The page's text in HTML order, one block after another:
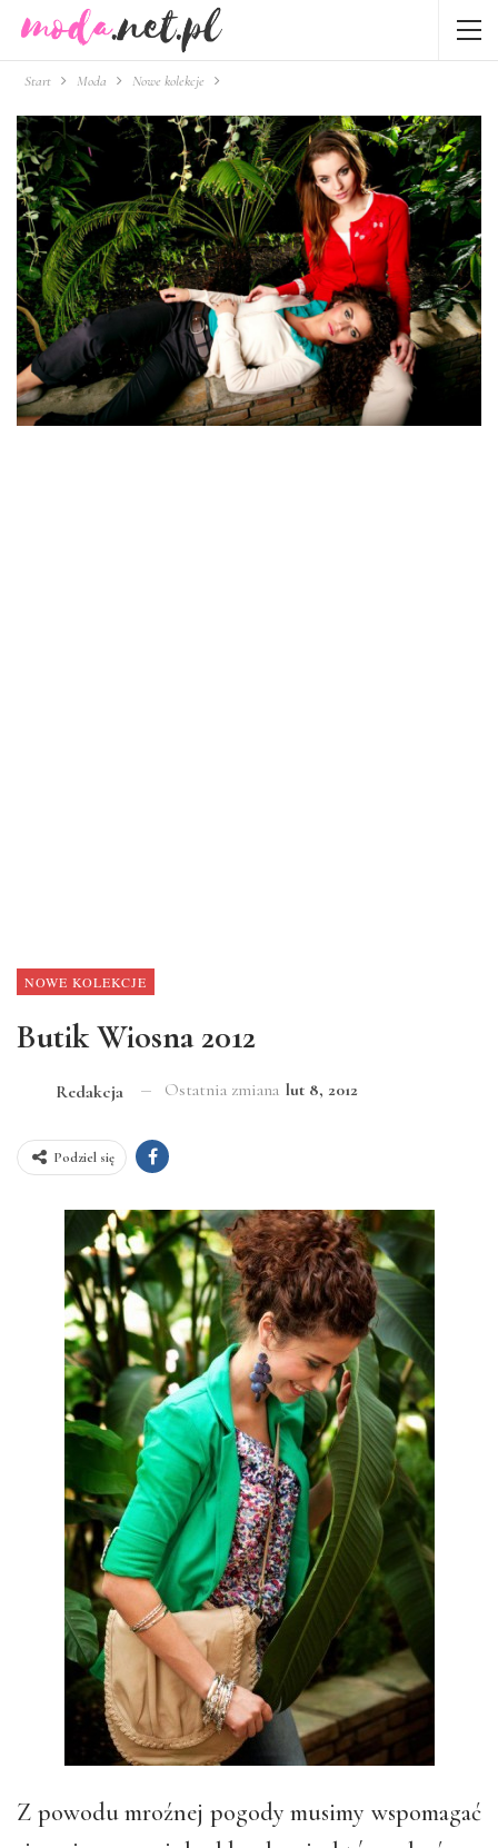
Start Moda Nowe kolekcje
NOWE KOLEKCJE
Butik Wiosna 2012
Redakcja Ostatnia zmiana lut 8, 2012
Podziel się
Z powodu mroźnej pogody musimy wspomagać